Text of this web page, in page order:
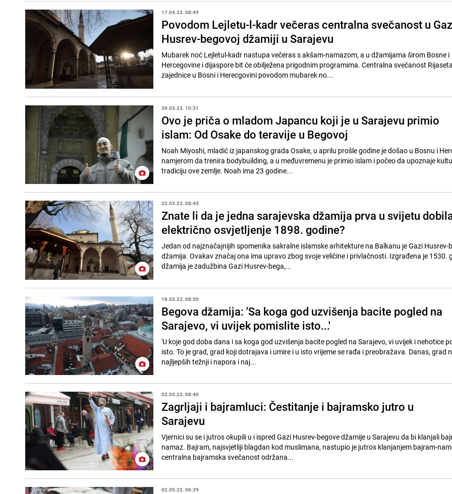
17.04.23. 08:49
Povodom Lejletu-l-kadr večeras centralna svečanost u
Husrev-begovoj džamiji u Sarajevu
Mubarek noć Lejletul-kadr nastupa večeras s akšam-namazom, a u džamijama širom Bosne i
Hercegovine i dijaspore bit će obilježena prigodnim programima. Centralna svečanost
zajednice u Bosni i Herecgovini povodom mubarek no...
30.03.23. 10:31
Ovo je priča o mladom Japancu koji je u Sarajevu primio
islam: Od Osake do teravije u Begovoj
Noah Miyoshi, mladić iz japanskog grada Osake, u aprilu prošle godine je došao u Bosnu i
namjerom da trenira bodybuilding, a u međuvremenu je primio islam i počeo da upoznaje
tradiciju ove zemlje. Noah ima 23 godine...
22.03.23. 08:45
Znate li da je jedna sarajevska džamija prva u svijetu
električno osvjetljenje 1898. godine?
Jedan od najznačajnijih spomenika sakralne islamske arhitekture na Balkanu je Gazi Husrev-
džamija. Ovakav značaj ona ima upravo zbog svoje veličine i privlačnosti. Izgrađena je 1530.
džamija je zadužbina Gazi Husrev-bega,...
18.03.23. 08:50
Begova džamija: 'Sa koga god uzvišenja bacite pogled na
Sarajevo, vi uvijek pomislite isto...'
'U koje god doba dana i sa koga god uzvišenja bacite pogled na Sarajevo, vi uvijek i nehotice
isto. To je grad, grad koji dotrajava i umire i u isto vrijeme se rađa i preobražava. Danas, grad
najljepših težnji i napora i naj...
02.05.22. 08:40
Zagrljaji i bajramluci: Čestitanje i bajramsko jutro u
Sarajevu
Vjernici su se i jutros okupili u i ispred Gazi Husrev-begove džamije u Sarajevu da bi klanjali
namaz. Bajram, najsvjetliji blagdan kod muslimana, nastupio je jutros klanjanjem bajram-
centralna bajramska svečanost održana...
02.05.22. 06:39